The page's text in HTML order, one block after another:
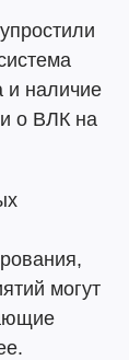
и наличие
о ВЛК на
могут